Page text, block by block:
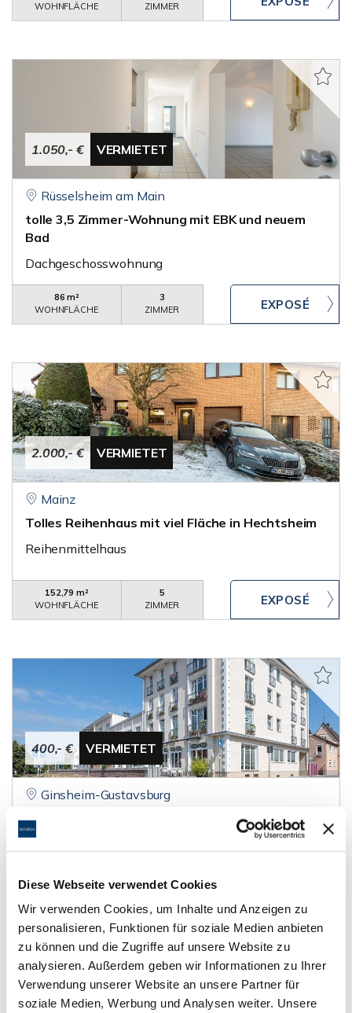
Diese Webseite verwendet Cookies
Wir verwenden Cookies, um Inhalte und Anzeigen zu
personalisieren, Funktionen für soziale Medien anbieten
zu können und die Zugriffe auf unsere Website zu
analysieren. Außerdem geben wir Informationen zu Ihrer
Verwendung unserer Website an unsere Partner für
soziale Medien, Werbung und Analysen weiter. Unsere
WOHNFLÄCHE
ZIMMER
1.050,- € VERMIETET
Rüsselsheim am Main
tolle 3,5 Zimmer-Wohnung mit EBK und neuem
Bad
Dachgeschosswohnung
86 m²
WOHNFLÄCHE
3
ZIMMER
2.000,- € VERMIETET
Mainz
Tolles Reihenhaus mit viel Fläche in Hechtsheim
Reihenmittelhaus
152,79 m²
WOHNFLÄCHE
5
ZIMMER
400,- € VERMIETET
Ginsheim-Gustavsburg
tolles 1 Zimmer - Apartment in Rheinlage
25 m²
1